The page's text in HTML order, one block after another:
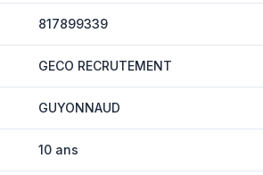
817899339
GECO RECRUTEMENT
GUYONNAUD
10 ans